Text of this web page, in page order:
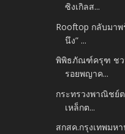
ซิงเกิลส...
Rooftop กลับมา
นึง” ...
พิพิธภัณฑ์ครุฑ ชว
รอยพญาค...
กระทรวงพาณิชย์
เหล็กต...
สกสค.กรุงเทพมห